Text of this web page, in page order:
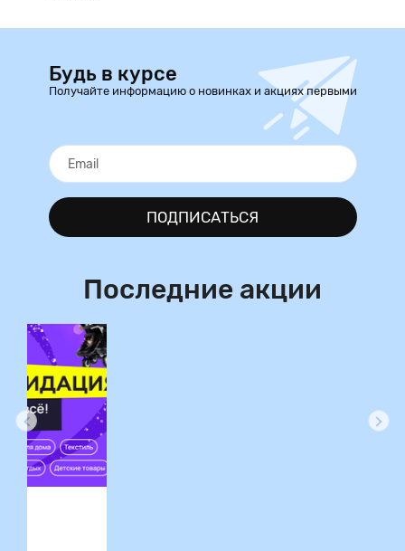
Будь в курсе
Получайте информацию о новинках и акциях первыми
ПОДПИСАТЬСЯ
Последние акции